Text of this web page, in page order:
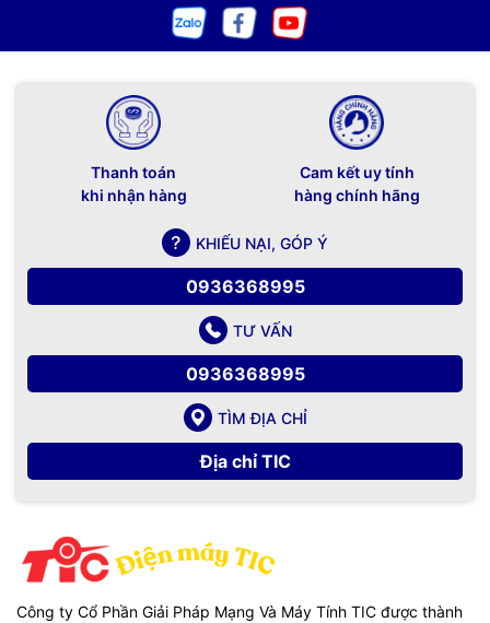
Thanh toán
khi nhận hàng
Cam kết uy tính
hàng chính hãng
KHIẾU NẠI, GÓP Ý
0936368995
TƯ VẤN
0936368995
TÌM ĐỊA CHỈ
Địa chỉ TIC
Công ty Cổ Phần Giải Pháp Mạng Và Máy Tính TIC được thành